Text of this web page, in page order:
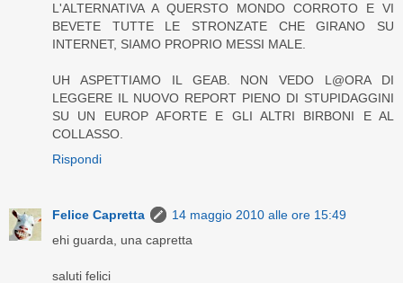
L'ALTERNATIVA A QUERSTO MONDO CORROTO E VI
BEVETE TUTTE LE STRONZATE CHE GIRANO SU
INTERNET, SIAMO PROPRIO MESSI MALE.
UH ASPETTIAMO IL GEAB. NON VEDO L@ORA DI
LEGGERE IL NUOVO REPORT PIENO DI STUPIDAGGINI
SU UN EUROP AFORTE E GLI ALTRI BIRBONI E AL
COLLASSO.
Rispondi
Felice Capretta
14 maggio 2010 alle ore 15:49
ehi guarda, una capretta
saluti felici